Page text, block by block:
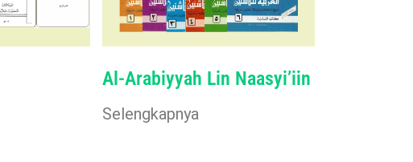
Al-Arabiyyah Lin Naasyi’iin
Selengkapnya